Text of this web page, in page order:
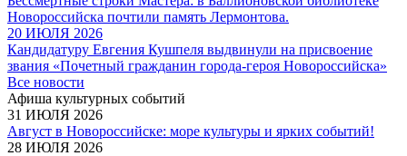
Новороссийска почтили память Лермонтова.
20 ИЮЛЯ 2026
Кандидатуру Евгения Кушпеля выдвинули на присвоение
звания «Почетный гражданин города-героя Новороссийска»
Все новости
Афиша культурных событий
31 ИЮЛЯ 2026
Август в Новороссийске: море культуры и ярких событий!
28 ИЮЛЯ 2026